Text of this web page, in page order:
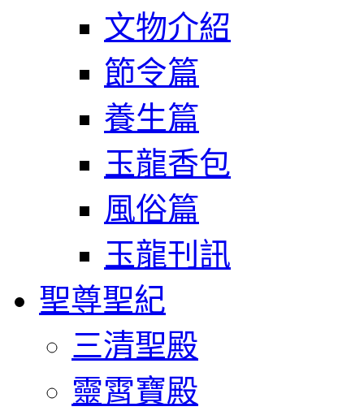
文物介紹
節令篇
養生篇
玉龍香包
風俗篇
玉龍刊訊
聖尊聖紀
三清聖殿
靈霄寶殿